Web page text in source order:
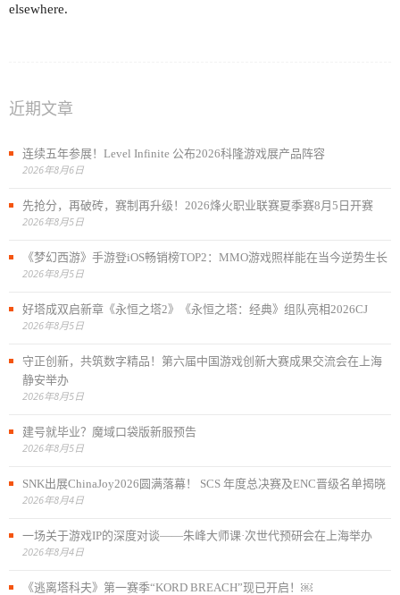
elsewhere.
近期文章
连续五年参展！Level Infinite 公布2026科隆游戏展产品阵容
2026年8月6日
先抢分，再破砖，赛制再升级！2026烽火职业联赛夏季赛8月5日开赛
2026年8月5日
《梦幻西游》手游登iOS畅销榜TOP2：MMO游戏照样能在当今逆势生长
2026年8月5日
好塔成双启新章《永恒之塔2》《永恒之塔：经典》组队亮相2026CJ
2026年8月5日
守正创新，共筑数字精品！第六届中国游戏创新大赛成果交流会在上海
静安举办
2026年8月5日
建号就毕业？魔域口袋版新服预告
2026年8月5日
SNK出展ChinaJoy2026圆满落幕！ SCS 年度总决赛及ENC晋级名单揭晓
2026年8月4日
一场关于游戏IP的深度对谈——朱峰大师课·次世代预研会在上海举办
2026年8月4日
《逃离塔科夫》第一赛季“KORD BREACH”现已开启！￼